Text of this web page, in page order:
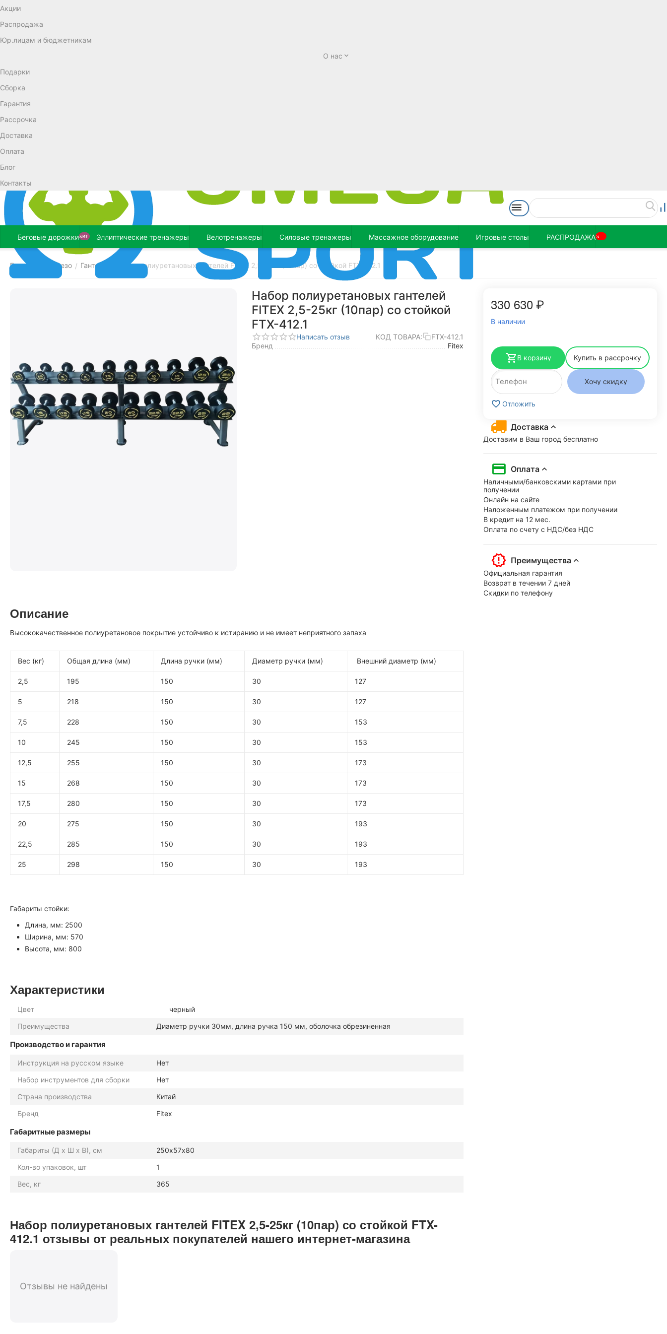
Акции
Распродажа
Юр.лицам и бюджетникам
О нас
Подарки
Сборка
Гарантия
Рассрочка
Доставка
Оплата
Блог
Контакты
Беговые дорожкиХИТ Эллиптические тренажеры Велотренажеры Силовые тренажеры Массажное оборудование Игровые столы РАСПРОДАЖА%
Главная Железо / Гантели Набор полиуретановых гантелей FITEX 2,5-25кг (10пар) со стойкой FTX-412.1
Набор полиуретановых гантелей
FITEX 2,5-25кг (10пар) со стойкой
FTX-412.1
Написать отзыв КОД ТОВАРА:
FTX-412.1
Бренд
Fitex
330 630₽
В наличии
В корзину Купить в рассрочку
Хочу скидку
Отложить
Доставка
Доставим в Ваш город бесплатно
Оплата
Наличными/банковскими картами при
получении
Онлайн на сайте
Наложенным платежом при получении
В кредит на 12 мес.
Оплата по счету с НДС/без НДС
Преимущества
Официальная гарантия
Возврат в течении 7 дней
Скидки по телефону
Описание
Высококачественное полиуретановое покрытие устойчиво к истиранию и не имеет неприятного запаха
Вес (кг) Общая длина (мм) Длина ручки (мм) Диаметр ручки (мм) Внешний диаметр (мм)
2,5 195 150 30 127
5 218 150 30 127
7,5 228 150 30 153
10 245 150 30 153
12,5 255 150 30 173
15 268 150 30 173
17,5 280 150 30 173
20 275 150 30 193
22,5 285 150 30 193
25 298 150 30 193
Габариты стойки:
Длина, мм: 2500
Ширина, мм: 570
Высота, мм: 800
Характеристики
Цвет
черный
Преимущества
Диаметр ручки 30мм, длина ручка 150 мм, оболочка обрезиненная
Производство и гарантия
Инструкция на русском языке
Нет
Набор инструментов для сборки
Нет
Страна производства
Китай
Бренд
Fitex
Габаритные размеры
Габариты (Д х Ш х В), см
250х57х80
Кол-во упаковок, шт
1
Вес, кг
365
Набор полиуретановых гантелей FITEX 2,5-25кг (10пар) со стойкой FTX-
412.1 отзывы от реальных покупателей нашего интернет-магазина
Отзывы не найдены